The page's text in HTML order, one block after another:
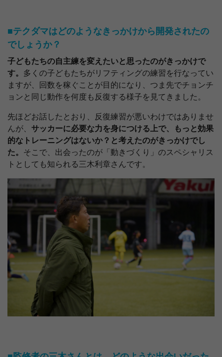
■テクダマはどのようなきっかけから開発されたの
でしょうか？
子どもたちの自主練を変えたいと思ったのがきっかけで
す。 多くの子どもたちがリフティングの練習を行なってい
ますが、回数を稼ぐことが目的になり、つま先でチョンチ
ョンと同じ動作を何度も反復する様子を見てきました。
先ほどお話したとおり、反復練習が悪いわけではありませ
んが、 サッカーに必要な力を身につける上で、もっと効果
的なトレーニングはないか？と考えたのがきっかけでし
た。 そこで、出会ったのが「動きづくり」のスペシャリス
トとしても知られる三木利章さんです。